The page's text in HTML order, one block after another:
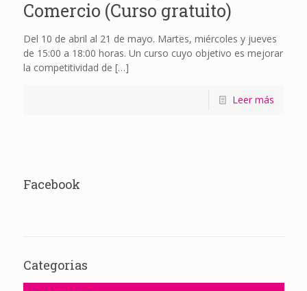
Comercio (Curso gratuito)
Del 10 de abril al 21 de mayo. Martes, miércoles y jueves
de 15:00 a 18:00 horas. Un curso cuyo objetivo es mejorar
la competitividad de […]
Leer más
Facebook
Categorias